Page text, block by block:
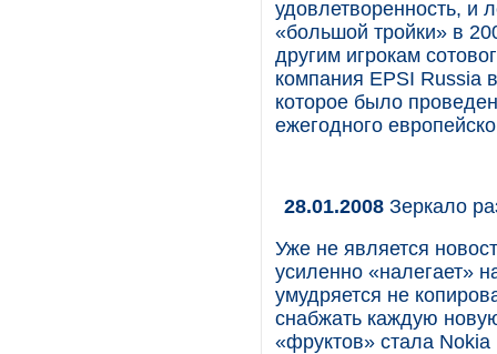
удовлетворенность, и
«большой тройки» в
другим игрокам
компания EPSI Russia
которое было
ежегодного
28.01.2008 Зеркало
Уже не является
усиленно «налегает»
умудряется не
снабжать каждую
«фруктов» стала Nokia